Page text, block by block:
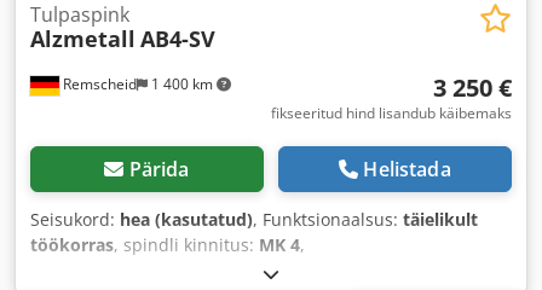
Remscheid 1 400 km
Tulpaspink
Alzmetall AB4-SV
3 250 €
fikseeritud hind lisandub käibemaks
Pärida Helistada
Seisukord: hea (kasutatud), Funktsionaalsus: täielikult
töökorras, spindli kinnitus: MK 4,